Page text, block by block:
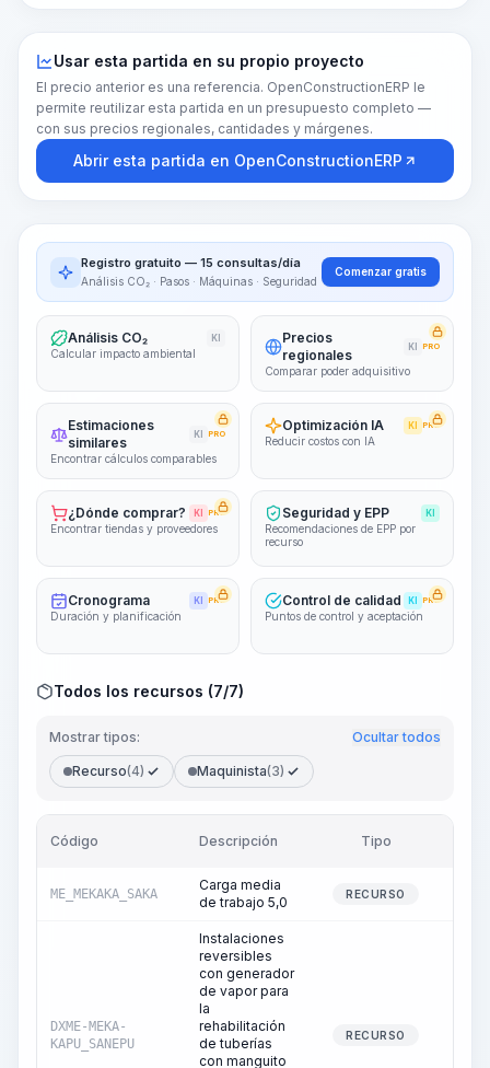
Usar esta partida en su propio proyecto
El precio anterior es una referencia. OpenConstructionERP le
permite reutilizar esta partida en un presupuesto completo —
con sus precios regionales, cantidades y márgenes.
Abrir esta partida en OpenConstructionERP
Registro gratuito — 15 consultas/día
Análisis CO₂ · Pasos · Máquinas · Seguridad
Comenzar gratis
Análisis CO₂ KI
Calcular impacto ambiental
Precios
regionales
KI PRO
Comparar poder adquisitivo
Estimaciones
similares
KI PRO
Encontrar cálculos comparables
Optimización IA KI PRO
Reducir costos con IA
¿Dónde comprar? KI PRO
Encontrar tiendas y proveedores
Seguridad y EPP KI
Recomendaciones de EPP por
recurso
Cronograma KI PRO
Duración y planificación
Control de calidad KI PRO
Puntos de control y aceptación
Todos los recursos (7/7)
Mostrar tipos: Ocultar todos
Recurso(4) Maquinista(3)
Código Descripción Tipo
ME_MEKAKA_SAKA
Carga media
de trabajo 5,0
RECURSO
DXME-MEKA-
KAPU_SANEPU
Instalaciones
reversibles
con generador
de vapor para
la
rehabilitación
de tuberías
con manguito
RECURSO